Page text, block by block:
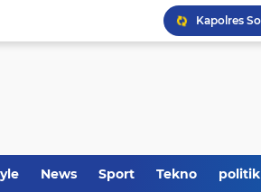
News Sport Tekno politik